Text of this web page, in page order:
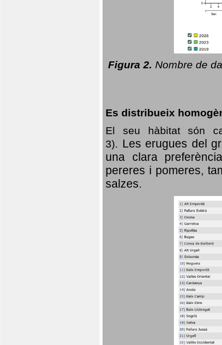
Figura 2. Nombre de
Es distribueix
El seu hàbitat són
3). Les erugues del
una clara
pereres i pomeres,
salzes.